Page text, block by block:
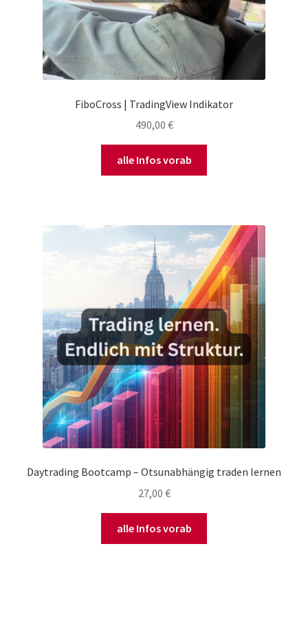
FiboCross | TradingView Indikator
490,00 €
alle Infos vorab
Daytrading Bootcamp – Otsunabhängig traden lernen
27,00 €
alle Infos vorab